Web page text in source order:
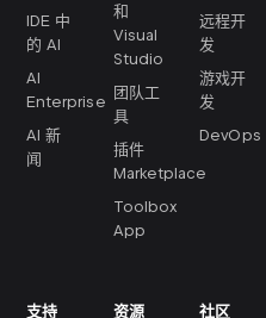
IDE 中
的 AI
AI
Enterprise
AI 新
闻
和
Visual
Studio
团队工
具
插件
Marketplace
Toolbox
App
远程开
发
游戏开
发
DevOps
支持 资源 社区